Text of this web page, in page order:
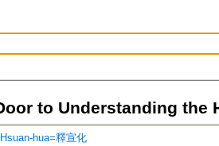
to Understanding the
hua=釋宣化